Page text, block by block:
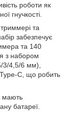
роботи як
гнучкості.
та
забезпечує
та 140
з набором
3/4,5/6 мм),
C, що робить
мають
батареї.